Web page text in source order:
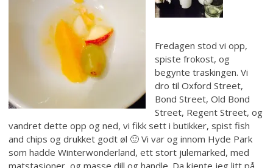
Fredagen stod vi opp,
spiste frokost, og
begynte traskingen. Vi
dro til Oxford Street,
Bond Street, Old Bond
Street, Regent Street, og
vandret dette opp og ned, vi fikk sett i butikker, spist fish
and chips og drukket godt øl 🙂 Vi var og innom Hyde Park
som hadde Winterwonderland, ett stort julemarked, med
matstasjoner, og masse dill og handle. Da kjente jeg litt på